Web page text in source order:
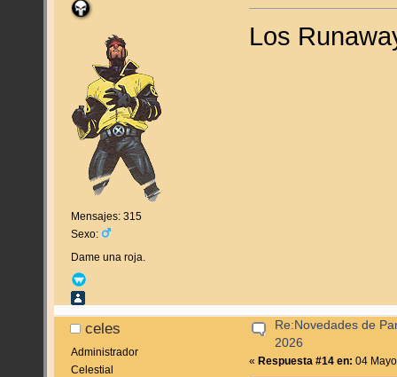
Mensajes: 315
Sexo:
Dame una roja.
Los
celes
Administrador
Celestial
Re:Novedades de
2026
«Respuesta #14 en: 04